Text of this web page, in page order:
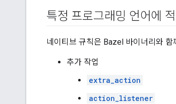
특정 프로그래밍 언어에
네이티브 규칙은 Bazel 바이너리와 함
추가 작업
extra_action
action_listener